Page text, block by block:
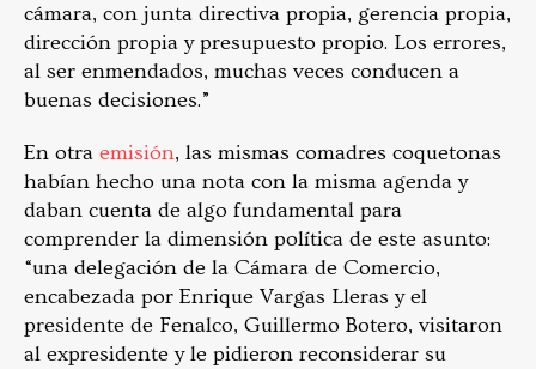
cámara, con junta directiva propia, gerencia propia,
dirección propia y presupuesto propio. Los errores,
al ser enmendados, muchas veces conducen a
buenas decisiones.”
En otra emisión, las mismas comadres coquetonas
habían hecho una nota con la misma agenda y
daban cuenta de algo fundamental para
comprender la dimensión política de este asunto:
“una delegación de la Cámara de Comercio,
encabezada por Enrique Vargas Lleras y el
presidente de Fenalco, Guillermo Botero, visitaron
al expresidente y le pidieron reconsiderar su